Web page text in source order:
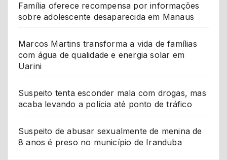
Família oferece recompensa por informações
sobre adolescente desaparecida em Manaus
Marcos Martins transforma a vida de famílias
com água de qualidade e energia solar em
Uarini
Suspeito tenta esconder mala com drogas, mas
acaba levando a polícia até ponto de tráfico
Suspeito de abusar sexualmente de menina de
8 anos é preso no município de Iranduba